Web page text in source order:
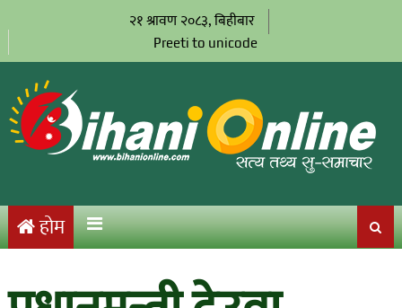
२१ श्रावण २०८३, बिहीबार
Preeti to unicode
होम